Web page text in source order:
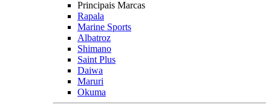
Principais Marcas
Rapala
Marine Sports
Albatroz
Shimano
Saint Plus
Daiwa
Maruri
Okuma